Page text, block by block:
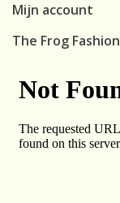
Mijn account
The Frog Fashion